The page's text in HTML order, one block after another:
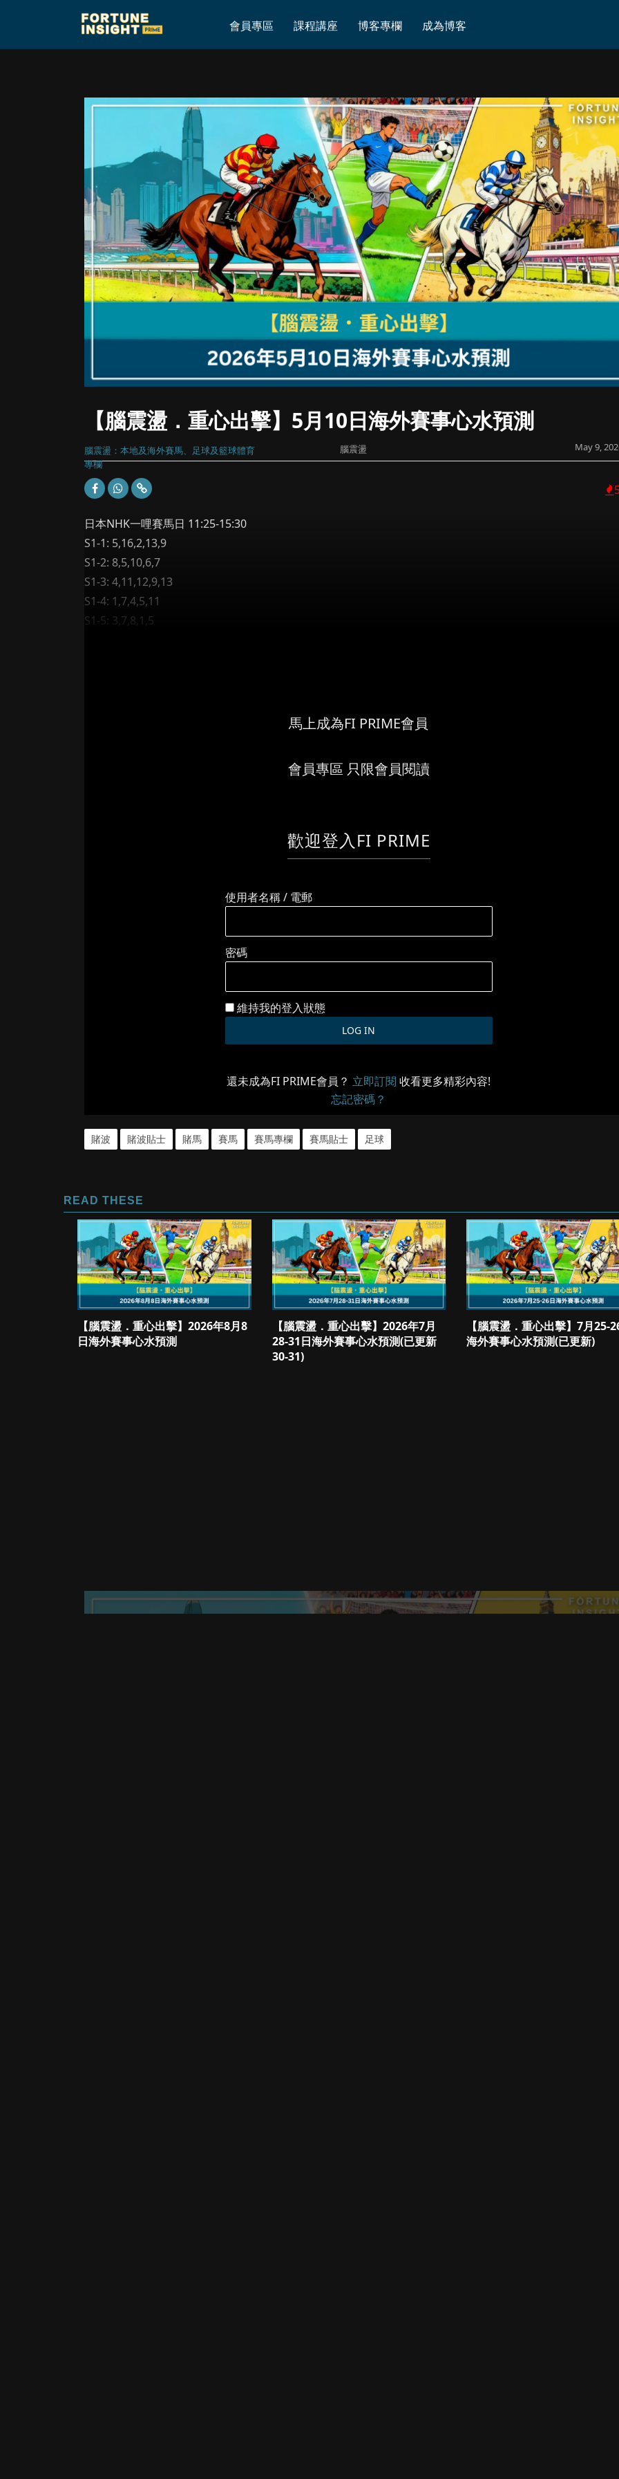
會員專區 課程講座 博客專欄 成為博客
【腦震盪．重心出擊】5月10日海外賽事心水預測
【腦震盪．重心出擊】5月10日海外賽事心水預測
腦震盪：本地及海外賽馬、足球及籃球體育
專欄
腦震盪 May 9,
日本NHK一哩賽馬日 11:25-15:30
S1-1: 5,16,2,13,9
S1-2: 8,5,10,6,7
S1-3: 4,11,12,9,13
S1-4: 1,7,4,5,11
S1-5: 3,7,8,1,5
馬上成為FI PRIME會員
會員專區 只限會員閱讀
歡迎登入FI PRIME
使用者名稱 / 電郵
密碼
維持我的登入狀態
還未成為FI PRIME會員？ 立即訂閱 收看更多精彩內容!
忘記密碼？
賭波 賭波貼士 賭馬 賽馬 賽馬專欄 賽馬貼士 足球
READ THESE
【腦震盪．重心出擊】2026年8月8
日海外賽事心水預測
【腦震盪．重心出擊】2026年7月
28-31日海外賽事心水預測(已更新
30-31)
【腦震盪．重心出擊】7月25-
海外賽事心水預測(已更新)